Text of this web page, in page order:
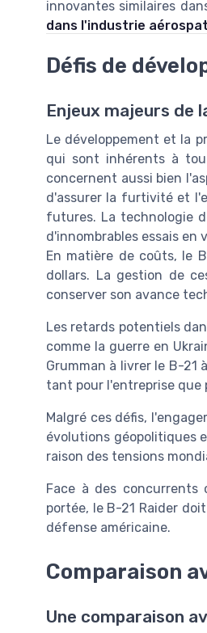
innovantes similaires
dans l'industrie
Défis de
Enjeux majeurs de
Le développement et la
qui sont inhérents à
concernent aussi bien
d'assurer la furtivité et
futures. La technologie
d'innombrables essais en
En matière de coûts, le
dollars. La gestion de
conserver son avance
Les retards potentiels
comme la guerre en
Grumman à livrer le B-21
tant pour l'entreprise que
Malgré ces défis,
évolutions géopolitiques
raison des tensions
Face à des concurrents
portée, le B-21 Raider
défense américaine.
Comparaison
Une comparaison